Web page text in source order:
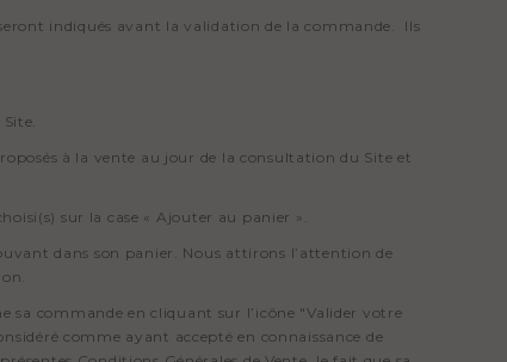
indiqués avant la validation de la commande. Ils
à la vente au jour de la consultation du Site et
sur la case « Ajouter au panier ».
dans son panier. Nous attirons l’attention de
commande en cliquant sur l’icône "Valider votre
comme ayant accepté en connaissance de